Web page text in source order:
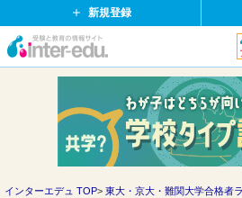
新規登録
イ
ド
インターエデュ TOP 東大・京大・難関大学合格者